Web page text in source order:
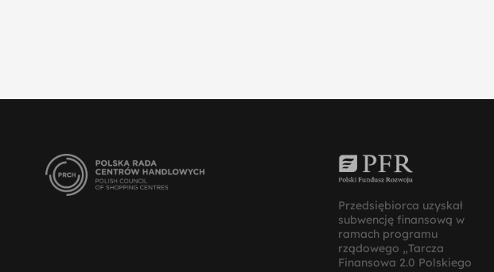
Przedsiębiorca uzyskał
subwencję finansową w
ramach programu
rządowego „Tarcza
Finansowa 2.0 Polskiego